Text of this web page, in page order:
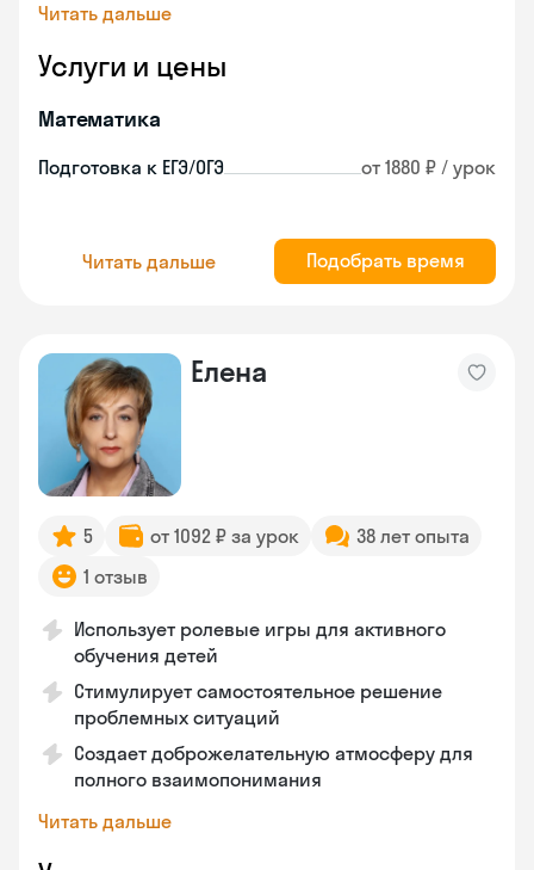
Читать дальше
Услуги и цены
Математика
Подготовка к ЕГЭ/ОГЭ от 1880 ₽ / урок
Читать дальше Подобрать время
Елена
5 от 1092 ₽ за урок
38 лет опыта
1 отзыв
Использует ролевые игры для активного
обучения детей
Стимулирует самостоятельное решение
проблемных ситуаций
Создает доброжелательную атмосферу для
полного взаимопонимания
Читать дальше